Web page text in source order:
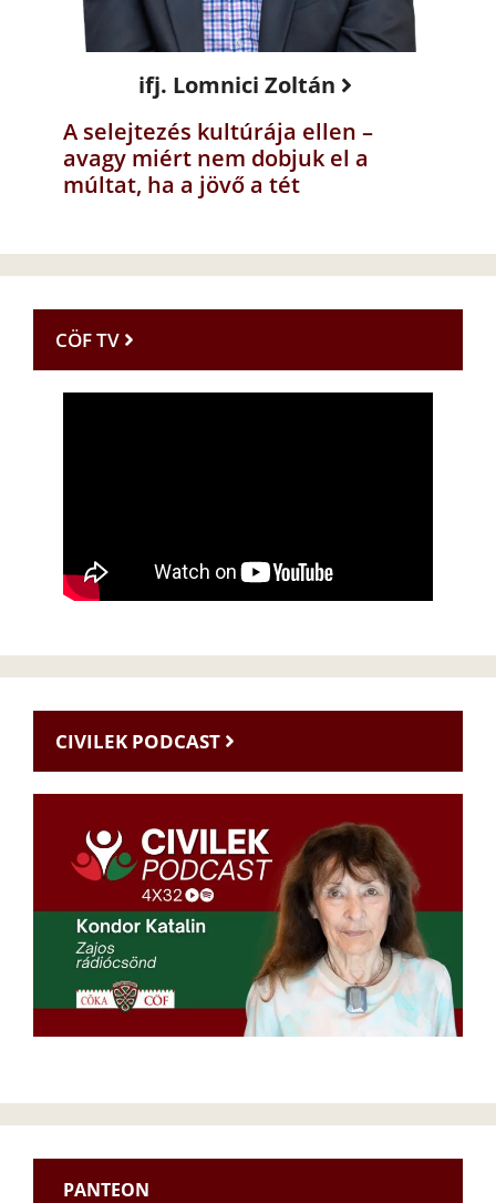
ifj. Lomnici Zoltán
A selejtezés kultúrája ellen –
avagy miért nem dobjuk el a
múltat, ha a jövő a tét
CÖF TV
CIVILEK PODCAST
PANTEON